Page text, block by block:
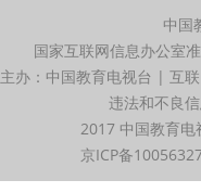
中国
国家互联网信息办公室
主办：中国教育电视台 | 互
违法和不良
2017 中国教育
京ICP备